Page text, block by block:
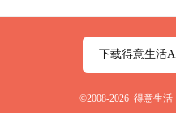
下载得意生活
©2008-2026 得意生